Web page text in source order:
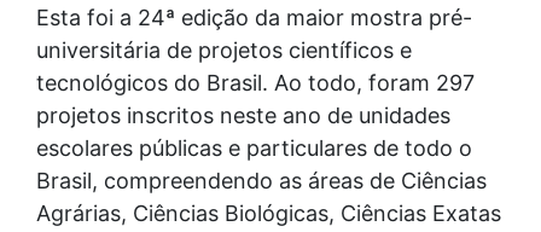
Esta foi a 24ª edição da maior mostra pré-
universitária de projetos científicos e
tecnológicos do Brasil. Ao todo, foram 297
projetos inscritos neste ano de unidades
escolares públicas e particulares de todo o
Brasil, compreendendo as áreas de Ciências
Agrárias, Ciências Biológicas, Ciências Exatas